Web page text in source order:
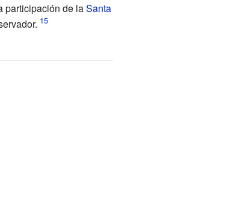
participación de laSanta